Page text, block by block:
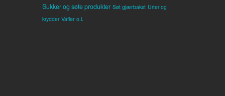
Sukker og søte produkter Søt gjærbakst Urter og
krydder Vafler o.l.